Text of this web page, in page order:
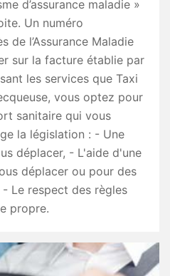
d’assurance maladie »
Un numéro
de l’Assurance Maladie
sur la facture établie par
les services que Taxi
vous optez pour
sanitaire qui vous
la législation : - Une
déplacer, - L'aide d'une
déplacer ou pour des
Le respect des règles
propre.